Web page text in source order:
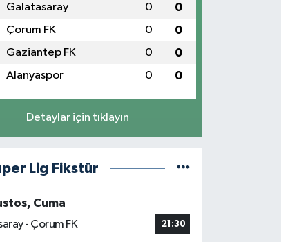
Galatasaray 0 0
Çorum FK 0 0
Gaziantep FK 0 0
Alanyaspor 0 0
Detaylar için tıklayın
Lig Fikstür
Cuma
- Çorum FK
21:30